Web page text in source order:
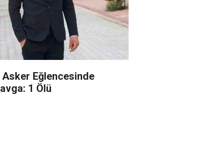
Asker Eğlencesinde
1 Ölü